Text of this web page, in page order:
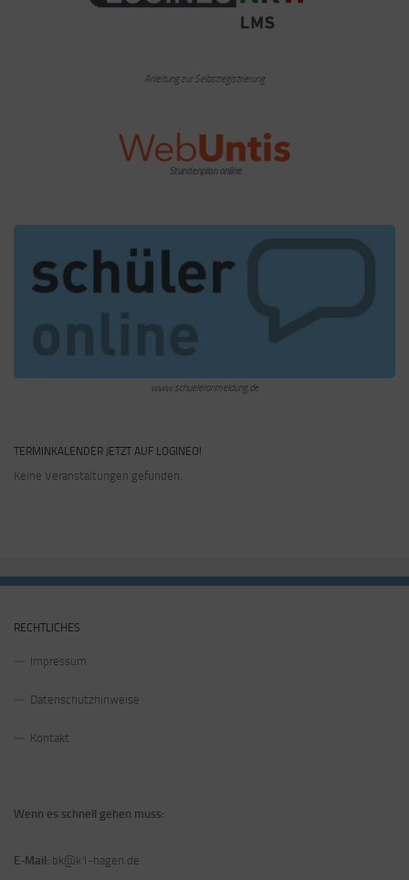
Anleitung zur Selbstregistrierung
Stundenplan online
www.schueleranmeldung.de
TERMINKALENDER JETZT AUF LOGINEO!
Keine Veranstaltungen gefunden.
RECHTLICHES
Impressum
Datenschutzhinweise
Kontakt
Wenn es schnell gehen muss:
E-Mail: bk@k1-hagen.de